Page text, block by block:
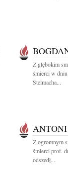
Z głębokim
śmierci w
Stelmacha...
Z ogromnym
śmierci prof.
odszedł...